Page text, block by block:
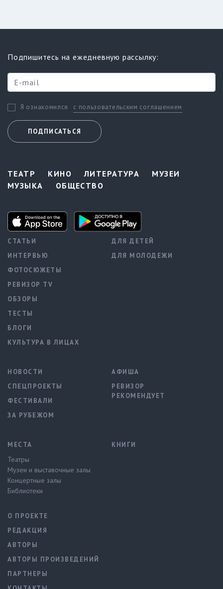
Подпишитесь на ежедневную рассылку:
Я ознакомился с пользовательским соглашением
ПОДПИСАТЬСЯ
ТЕАТР КИНО ЛИТЕРАТУРА
МУЗЕИ
МУЗЫКА
ОБЩЕСТВО
СТАТЬИ
ИНТЕРВЬЮ
ФОТОСЮЖЕТЫ
РЕВИЗОР TV
ОБЗОРЫ
ТЕСТЫ
БЛОГИ
КУЛЬТУРА В ЛИЦАХ
ДЛЯ ДЕТЕЙ
ДЛЯ МОЛОДЕЖИ
НОВОСТИ
СПЕЦПРОЕКТЫ
ФЕСТИВАЛИ
ЗА РУБЕЖОМ
АФИША
РЕВИЗОР
РЕКОМЕНДУЕТ
МЕСТА
Театры
Музеи и выставочные залы
Концертные залы
Библиотеки
КНИГИ
О ПРОЕКТЕ
РЕДАКЦИЯ
АВТОРЫ
АВТОРЫ ПРОИЗВЕДЕНИЙ
ПАРТНЕРЫ